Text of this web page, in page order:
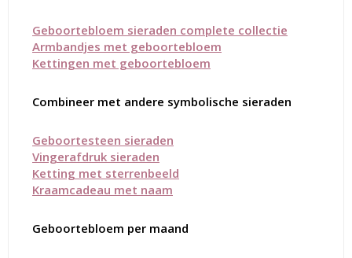
Geboortebloem sieraden complete collectie
Armbandjes met geboortebloem
Kettingen met geboortebloem
Combineer met andere symbolische sieraden
Geboortesteen sieraden
Vingerafdruk sieraden
Ketting met sterrenbeeld
Kraamcadeau met naam
Geboortebloem per maand